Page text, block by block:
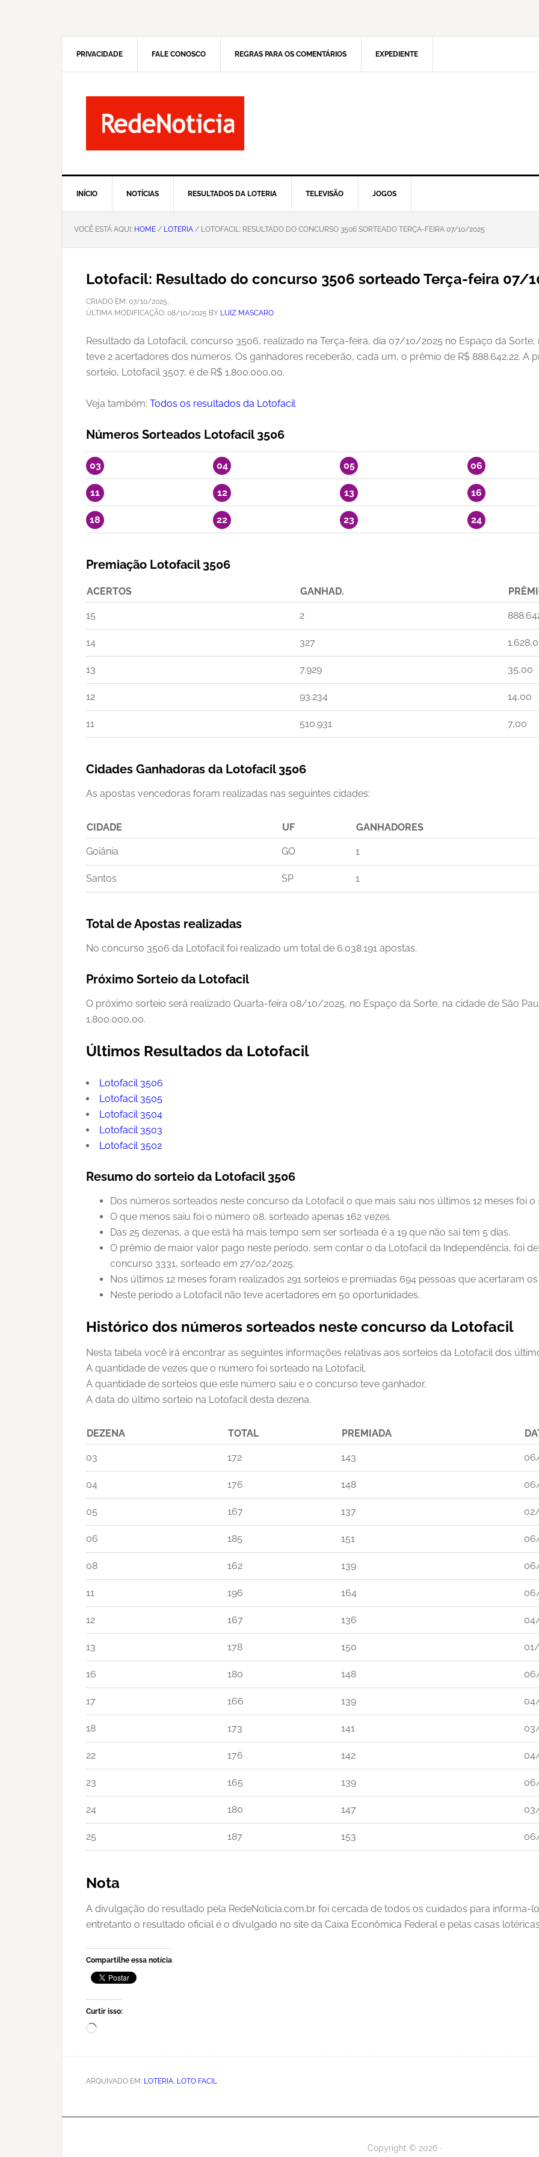
PRIVACIDADE FALE CONOSCO REGRAS PARA OS COMENTÁRIOS EXPEDIENTE
INÍCIO NOTÍCIAS RESULTADOS DA LOTERIA TELEVISÃO JOGOS
VOCÊ ESTÁ AQUI: HOME / LOTERIA / LOTOFACIL: RESULTADO DO CONCURSO 3506 SORTEADO TERÇA-FEIRA 07/10/2025
Lotofacil: Resultado do concurso 3506 sorteado Terça-feira 07/
CRIADO EM: 07/10/2025,
ÚLTIMA MODIFICAÇÃO: 08/10/2025 BY LUIZ MASCARO
Resultado da Lotofacil, concurso 3506, realizado na Terça-feira, dia 07/10/2025 no Espaço da
teve 2 acertadores dos números. Os ganhadores receberão, cada um, o prêmio de R$ 888.642,22. A
sorteio, Lotofacil 3507, é de R$ 1.800.000,00.
Veja também: Todos os resultados da Lotofacil
Números Sorteados Lotofacil 3506
03 04 05 06
11 12 13 16
18 22 23 24
Premiação Lotofacil 3506
ACERTOS GANHAD.
15 2
14 327
13 7.929 35,00
12 93.234 14,00
11 510.931 7,00
Cidades Ganhadoras da Lotofacil 3506
As apostas vencedoras foram realizadas nas seguintes cidades:
CIDADE UF GANHADORES
Goiânia GO 1
Santos SP 1
Total de Apostas realizadas
No concurso 3506 da Lotofacil foi realizado um total de 6.038.191 apostas.
Próximo Sorteio da Lotofacil
O próximo sorteio será realizado Quarta-feira 08/10/2025, no Espaço da Sorte, na cidade de São
1.800.000,00.
Últimos Resultados da Lotofacil
Lotofacil 3506
Lotofacil 3505
Lotofacil 3504
Lotofacil 3503
Lotofacil 3502
Resumo do sorteio da Lotofacil 3506
Dos números sorteados neste concurso da Lotofacil o que mais saiu nos últimos 12 meses foi o
O que menos saiu foi o número 08, sorteado apenas 162 vezes.
Das 25 dezenas, a que está há mais tempo sem ser sorteada é a 19 que não sai tem 5 dias.
O prêmio de maior valor pago neste período, sem contar o da Lotofacil da Independência, foi
concurso 3331, sorteado em 27/02/2025.
Nos últimos 12 meses foram realizados 291 sorteios e premiadas 694 pessoas que acertaram
Neste período a Lotofacil não teve acertadores em 50 oportunidades.
Histórico dos números sorteados neste concurso da Lotofacil
Nesta tabela você irá encontrar as seguintes informações relativas aos sorteios da Lotofacil dos
A quantidade de vezes que o número foi sorteado na Lotofacil,
A quantidade de sorteios que este número saiu e o concurso teve ganhador,
A data do último sorteio na Lotofacil desta dezena.
DEZENA TOTAL PREMIADA
03 172 143
04 176 148
05 167 137
06 185 151
08 162 139
11 196 164
12 167 136
13 178 150
16 180 148
17 166 139
18 173 141
22 176 142
23 165 139
24 180 147
25 187 153
Nota
A divulgação do resultado pela RedeNoticia.com.br foi cercada de todos os cuidados para informa-
entretanto o resultado oficial é o divulgado no site da Caixa Econômica Federal e pelas casas
Compartilhe essa notícia
Curtir isso:
Carregando...
ARQUIVADO EM: LOTERIA, LOTO FACIL
Copyright © 2026 ·